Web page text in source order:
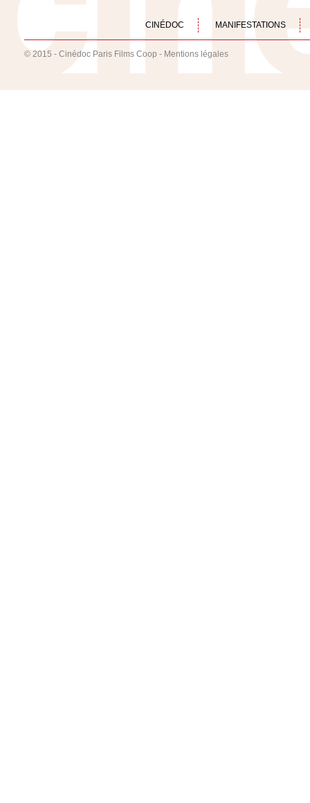
CINÉDOC MANIFESTATIONS
© 2015 - Cinédoc Paris Films Coop - Mentions légales